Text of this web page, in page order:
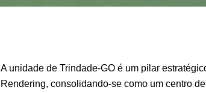
A unidade de Trindade-GO é um pilar
Rendering, consolidando-se como um centro